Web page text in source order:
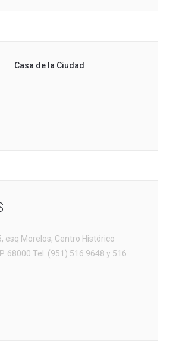
Casa de la Ciudad
esq Morelos, Centro Histórico
68000 Tel. (951) 516 9648 y 516